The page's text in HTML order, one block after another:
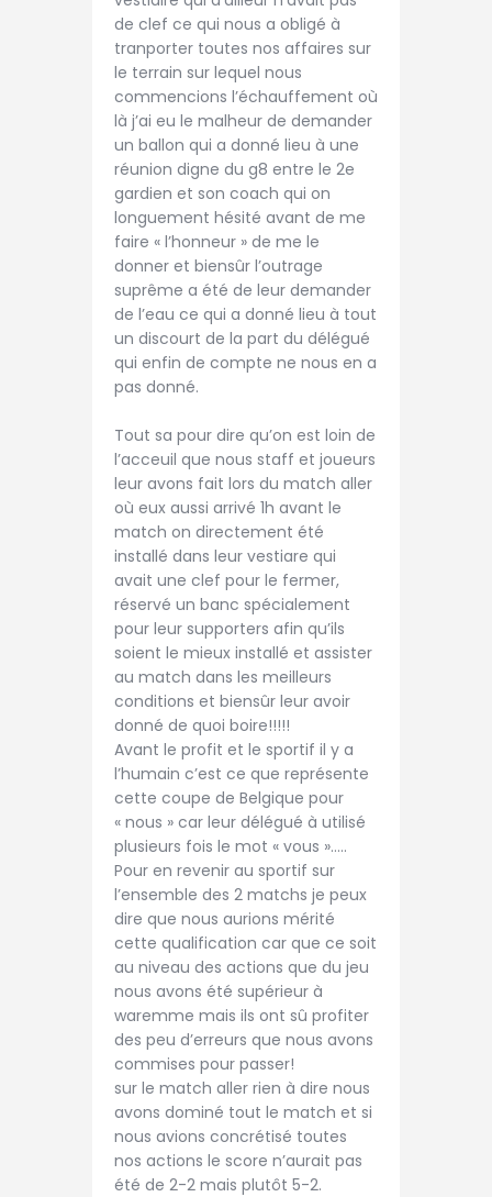
de clef ce qui nous a obligé à
tranporter toutes nos affaires sur
le terrain sur lequel nous
commencions l’échauffement où
là j’ai eu le malheur de demander
un ballon qui a donné lieu à une
réunion digne du g8 entre le 2e
gardien et son coach qui on
longuement hésité avant de me
faire « l’honneur » de me le
donner et biensûr l’outrage
suprême a été de leur demander
de l’eau ce qui a donné lieu à tout
un discourt de la part du délégué
qui enfin de compte ne nous en a
pas donné.
Tout sa pour dire qu’on est loin de
l’acceuil que nous staff et joueurs
leur avons fait lors du match aller
où eux aussi arrivé 1h avant le
match on directement été
installé dans leur vestiare qui
avait une clef pour le fermer,
réservé un banc spécialement
pour leur supporters afin qu’ils
soient le mieux installé et assister
au match dans les meilleurs
conditions et biensûr leur avoir
donné de quoi boire!!!!!
Avant le profit et le sportif il y a
l’humain c’est ce que représente
cette coupe de Belgique pour
« nous » car leur délégué à utilisé
plusieurs fois le mot « vous »…..
Pour en revenir au sportif sur
l’ensemble des 2 matchs je peux
dire que nous aurions mérité
cette qualification car que ce soit
au niveau des actions que du jeu
nous avons été supérieur à
waremme mais ils ont sû profiter
des peu d’erreurs que nous avons
commises pour passer!
sur le match aller rien à dire nous
avons dominé tout le match et si
nous avions concrétisé toutes
nos actions le score n’aurait pas
été de 2-2 mais plutôt 5-2.